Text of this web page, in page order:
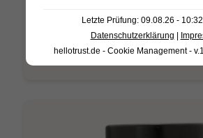
In den Warenkorb
Letzte Prüfung: 09.08.26 -
Datenschutzerklärung
hellotrust.de - Cookie Management -